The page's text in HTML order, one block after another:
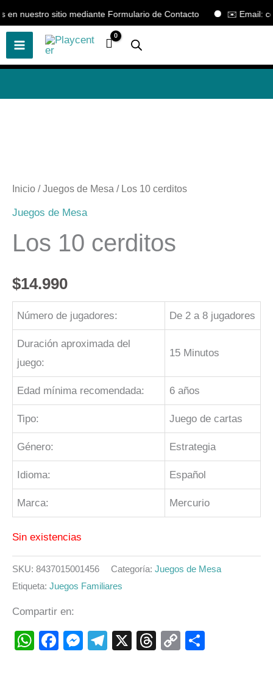
nuestro sitio mediante Formulario de Contacto ✉️ Email:
al
contenido
Inicio /Juegos de Mesa / Los 10 cerditos
Juegos de Mesa
Los 10 cerditos
$14.990
Número de jugadores: De 2 a 8 jugadores
Duración aproximada del
juego:
15 Minutos
Edad mínima recomendada: 6 años
Tipo: Juego de cartas
Género: Estrategia
Idioma: Español
Marca: Mercurio
Sin existencias
SKU: 8437015001456 Categoría: Juegos de Mesa
Etiqueta: Juegos Familiares
Compartir en:
WhatsApp
Facebook
Messenger
Telegram
X Threads
Copy
🎲¡Descubre nuestras increíbles
ofertas!🎲
📢 ¡OFERTAS! 🔥